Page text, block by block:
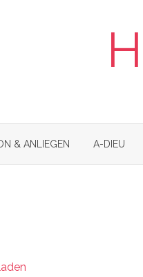
H
& ANLIEGEN A-DIEU